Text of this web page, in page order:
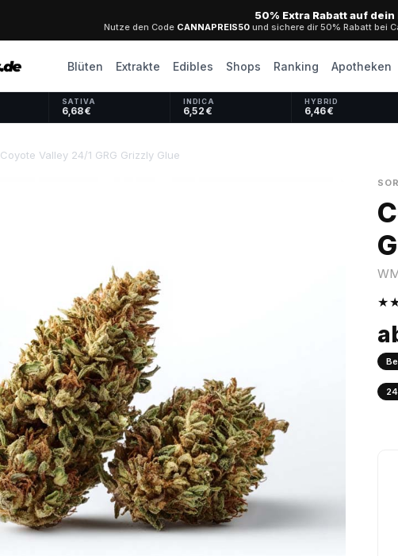
50% Extra Rabatt auf dein
Nutze den Code CANNAPREIS50 und sichere dir 50% Rabatt bei
Blüten Extrakte Edibles Shops Ranking Apotheken
SATIVA
6,68 €
INDICA
6,52 €
HYBRID
6,46 €
Coyote Valley 24/1 GRG Grizzly Glue